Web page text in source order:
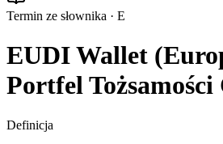
Termin ze słownika · E
EUDI Wallet
Portfel
Definicja